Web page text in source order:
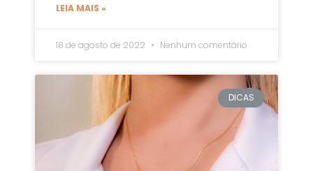
LEIA MAIS »
18 de agosto de 2022 Nenhum comentário
DICAS